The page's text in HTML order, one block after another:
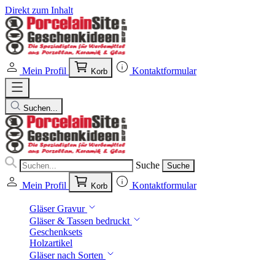
Direkt zum Inhalt
Mein Profil Korb Kontaktformular
Suchen...
Suche Suche
Mein Profil Korb Kontaktformular
Gläser Gravur
Gläser & Tassen bedruckt
Geschenksets
Holzartikel
Gläser nach Sorten